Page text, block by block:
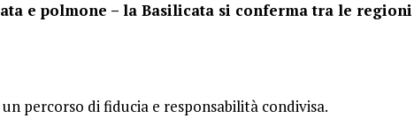
e polmone – la Basilicata si conferma tra le regioni
percorso di fiducia e responsabilità condivisa.